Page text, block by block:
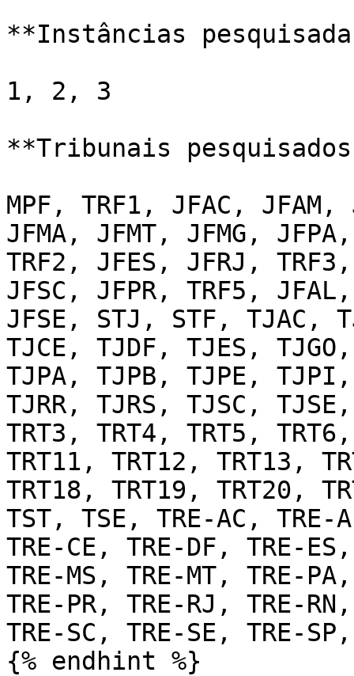
**Instâncias
1, 2, 3
**Tribunais
MPF, TRF1, JFAC,
JFMA, JFMT, JFMG,
TRF2, JFES, JFRJ,
JFSC, JFPR, TRF5,
JFSE, STJ, STF, TJAC,
TJCE, TJDF, TJES,
TJPA, TJPB, TJPE,
TJRR, TJRS, TJSC,
TRT3, TRT4, TRT5,
TRT11, TRT12, TRT13,
TRT18, TRT19, TRT20,
TST, TSE, TRE-AC, TRE-
TRE-CE, TRE-DF, TRE-
TRE-MS, TRE-MT, TRE-
TRE-PR, TRE-RJ, TRE-
TRE-SC, TRE-SE, TRE-
{% endhint %}